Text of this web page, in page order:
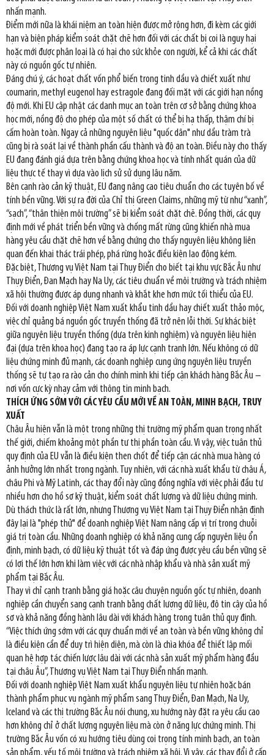
nhấn mạnh.
Điểm mới nữa là khái niệm an toàn hiện được mở rộng hơn, đi kèm các giới
hạn và biện pháp kiểm soát chặt chẽ hơn đối với các chất bị coi là nguy hại
hoặc mới được phân loại là có hại cho sức khỏe con người, kể cả khi các chất
này có nguồn gốc tự nhiên.
Đáng chú ý, các hoạt chất vốn phổ biến trong tinh dầu và chiết xuất như
coumarin, methyl eugenol hay estragole đang đối mặt với các giới hạn nồng
độ mới. Khi EU cập nhật các danh mục an toàn trên cơ sở bằng chứng khoa
học mới, nồng độ cho phép của một số chất có thể bị hạ thấp, thậm chí bị
cấm hoàn toàn. Ngay cả những nguyên liệu "quốc dân" như dầu tràm trà
cũng bị rà soát lại về thành phần cấu thành và độ an toàn. Điều này cho thấy
EU đang đánh giá dựa trên bằng chứng khoa học và tính nhất quán của dữ
liệu thực tế thay vì dựa vào lịch sử sử dụng lâu năm.
Bên cạnh rào cản kỹ thuật, EU đang nâng cao tiêu chuẩn cho các tuyên bố về
tính bền vững. Với sự ra đời của Chỉ thị Green Claims, những mỹ từ như “xanh”,
“sạch”, “thân thiện môi trường” sẽ bị kiểm soát chặt chẽ. Đồng thời, các quy
định mới về phát triển bền vững và chống mất rừng cũng khiến nhà mua
hàng yêu cầu chặt chẽ hơn về bằng chứng cho thấy nguyên liệu không liên
quan đến khai thác trái phép, phá rừng hoặc điều kiện lao động kém.
Đặc biệt, Thương vụ Việt Nam tại Thụy Điển cho biết tại khu vực Bắc Âu như
Thụy Điển, Đan Mạch hay Na Uy, các tiêu chuẩn về môi trường và trách nhiệm
xã hội thường được áp dụng nhanh và khắt khe hơn mức tối thiểu của EU.
Đối với doanh nghiệp Việt Nam xuất khẩu tinh dầu hay chiết xuất thảo mộc,
việc chỉ quảng bá nguồn gốc truyền thống đã trở nên lỗi thời. Sự khác biệt
giữa nguyên liệu truyền thống (dựa trên kinh nghiệm) và nguyên liệu hiện
đại (dựa trên khoa học) đang tạo ra áp lực cạnh tranh lớn. Nếu không có dữ
liệu chứng minh đủ mạnh, các doanh nghiệp cung ứng nguyên liệu truyền
thống sẽ tự tạo ra rào cản cho chính mình khi tiếp cận khách hàng Bắc Âu –
nơi vốn cực kỳ nhạy cảm với thông tin minh bạch.
THÍCH ỨNG SỚM VỚI CÁC YÊU CẦU MỚI VỀ AN TOÀN, MINH BẠCH, TRUY
XUẤT
Châu Âu hiện vẫn là một trong những thị trường mỹ phẩm quan trọng nhất
thế giới, chiếm khoảng một phần tư thị phần toàn cầu. Vì vậy, việc tuân thủ
quy định của EU vẫn là điều kiện then chốt để tiếp cận các nhà mua hàng có
ảnh hưởng lớn nhất trong ngành. Tuy nhiên, với các nhà xuất khẩu từ châu Á,
châu Phi và Mỹ Latinh, các thay đổi này cũng đồng nghĩa với việc phải đầu tư
nhiều hơn cho hồ sơ kỹ thuật, kiểm soát chất lượng và dữ liệu chứng minh.
Dù thách thức là rất lớn, nhưng Thương vụ Việt Nam tại Thụy Điển nhận định
đây lại là "phép thử" để doanh nghiệp Việt Nam nâng cấp vị trí trong chuỗi
giá trị toàn cầu. Những doanh nghiệp có khả năng cung cấp nguyên liệu ổn
định, minh bạch, có dữ liệu kỹ thuật tốt và đáp ứng được yêu cầu bền vững sẽ
có lợi thế lớn hơn khi làm việc với các nhà nhập khẩu và nhà sản xuất mỹ
phẩm tại Bắc Âu.
Thay vì chỉ cạnh tranh bằng giá hoặc câu chuyện nguồn gốc tự nhiên, doanh
nghiệp cần chuyển sang cạnh tranh bằng chất lượng dữ liệu, độ tin cậy của hồ
sơ và khả năng đồng hành lâu dài với khách hàng trong tuân thủ quy định.
“Việc thích ứng sớm với các quy chuẩn mới về an toàn và bền vững không chỉ
là điều kiện cần để duy trì hiện diện, mà còn là chìa khóa để thiết lập mối
quan hệ hợp tác chiến lược lâu dài với các nhà sản xuất mỹ phẩm hàng đầu
tại châu Âu”, Thương vụ Việt Nam tại Thụy Điển nhấn mạnh.
Đối với doanh nghiệp Việt Nam xuất khẩu nguyên liệu tự nhiên hoặc bán
thành phẩm phục vụ ngành mỹ phẩm sang Thụy Điển, Đan Mạch, Na Uy,
Iceland và các thị trường Bắc Âu nói chung, xu hướng này đặt ra yêu cầu cao
hơn không chỉ ở chất lượng nguyên liệu mà còn ở năng lực chứng minh. Thị
trường Bắc Âu vốn có xu hướng tiêu dùng coi trọng tính minh bạch, an toàn
sản phẩm, yếu tố môi trường và trách nhiệm xã hội. Vì vậy, các thay đổi ở cấp